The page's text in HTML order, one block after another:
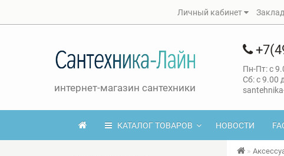
Личный кабинет
интернет-магазин сантехники
Пн-Пт: с
Сб: с 9.00
КАТАЛОГ ТОВАРОВ НОВОСТИ